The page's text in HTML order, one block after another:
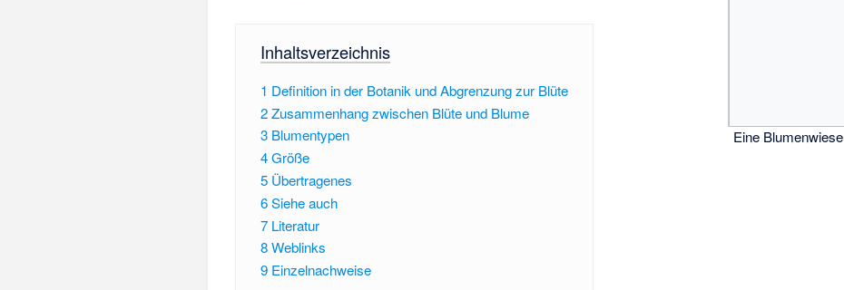
Eine Blumenwiese
Inhaltsverzeichnis
1 Definition in der Botanik und Abgrenzung zur Blüte
2Zusammenhang zwischen Blüte und Blume
3 Blumentypen
4Größe
5 Übertragenes
6Siehe auch
7 Literatur
8Weblinks
9 Einzelnachweise